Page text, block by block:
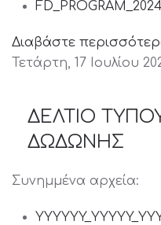
Διαβάστε
Τετάρτη, 17 Ιουλίου
ΔΕΛΤΙΟ
ΔΩΔΩΝΗΣ
Συνημμένα αρχεία: